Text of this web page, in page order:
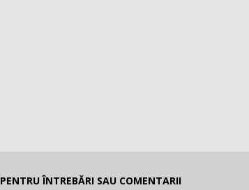
PENTRU ÎNTREBĂRI SAU COMENTARII